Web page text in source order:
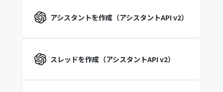
アシスタントを作成（アシスタントAPI v2）
スレッドを作成（アシスタントAPI v2）